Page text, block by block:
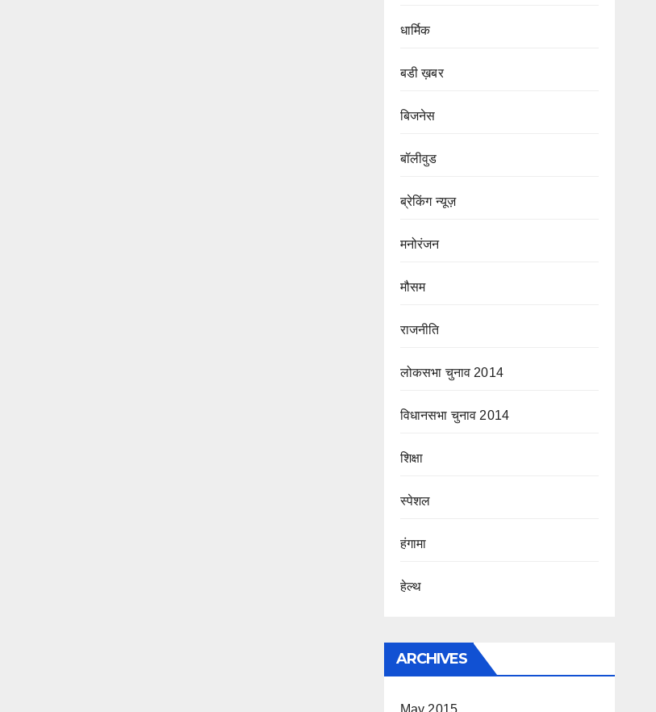
धार्मिक
बडी ख़बर
बिजनेस
बॉलीवुड
ब्रेकिंग न्यूज़
मनोरंजन
मौसम
राजनीति
लोकसभा चुनाव 2014
विधानसभा चुनाव 2014
शिक्षा
स्पेशल
हंगामा
हेल्थ
ARCHIVES
May 2015